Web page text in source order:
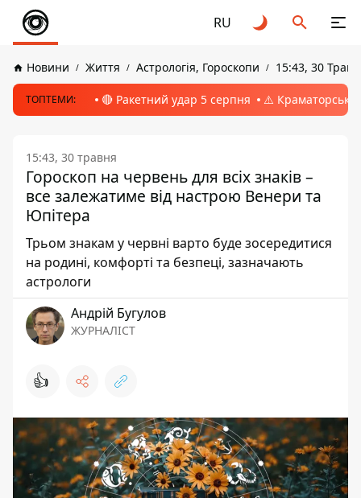
RU
Новини Життя Астрологія, Гороскопи 15:43, 30
ТОПТЕМИ: 🔴 Ракетний удар 5 серпня ⚠️ Краматорськ,
15:43, 30 травня
Гороскоп на червень для всіх знаків –
все залежатиме від настрою Венери та
Юпітера
Трьом знакам у червні варто буде зосередитися
на родині, комфорті та безпеці, зазначають
астрологи
Андрій Бугулов
ЖУРНАЛІСТ
👍